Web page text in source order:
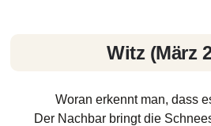
Witz (März
Woran erkennt man, dass
Der Nachbar bringt die